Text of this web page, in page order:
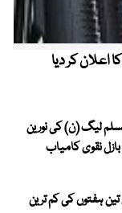
اعلان کر دیا
، ایل اے 27 میں مسلم لیگ (ن) کی نورین
ہفتوں کی کم ترین